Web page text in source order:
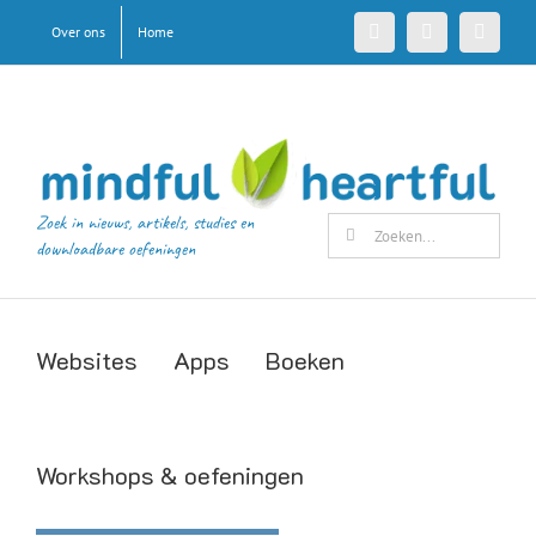
Over ons Home
Zoek in nieuws, artikels, studies en
downloadbare oefeningen
Zoeken
naar:
Websites Apps Boeken
Workshops & oefeningen